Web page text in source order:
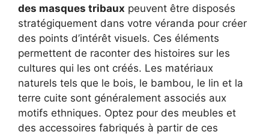
des masques tribaux peuvent être disposés
stratégiquement dans votre véranda pour créer
des points d’intérêt visuels. Ces éléments
permettent de raconter des histoires sur les
cultures qui les ont créés. Les matériaux
naturels tels que le bois, le bambou, le lin et la
terre cuite sont généralement associés aux
motifs ethniques. Optez pour des meubles et
des accessoires fabriqués à partir de ces